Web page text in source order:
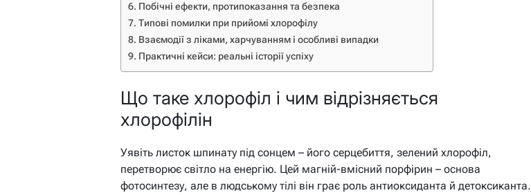
Побічні ефекти, протипоказання та безпека
Типові помилки при прийомі хлорофілу
Взаємодії з ліками, харчуванням і особливі випадки
Практичні кейси: реальні історії успіху
Що таке хлорофіл і чим відрізняється
хлорофілін
Уявіть листок шпинату під сонцем – його серцебиття, зелений хлорофіл,
перетворює світло на енергію. Цей магній-вмісний порфірин – основа
фотосинтезу, але в людському тілі він грає роль антиоксиданта й детоксиканта.